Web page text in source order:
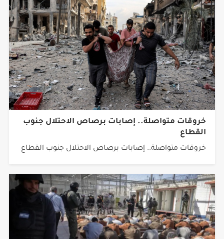
خروقات متواصلة.. إصابات برصاص الاحتلال جنوب
القطاع
خروقات متواصلة.. إصابات برصاص الاحتلال جنوب القطاع